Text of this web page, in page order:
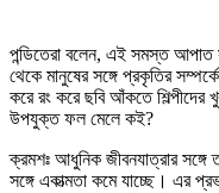
পন্ডিতেরা বলেন, এই সমস্ত আপাত
থেকে মানুষের সঙ্গে প্রকৃতির
করে রং করে ছবি আঁকতে
উপযুক্ত ফল মেলে কই?
ক্রমশঃ আধুনিক জীবনযাত্রার সঙ্গে
সঙ্গে একাত্মতা কমে যাচ্ছে। এর